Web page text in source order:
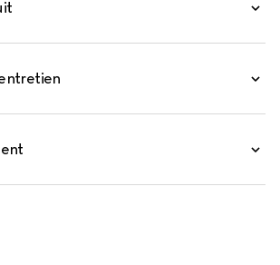
boucle rectangulaire avec gravure